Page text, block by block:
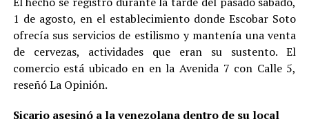
1 de agosto, en el establecimiento donde Escobar Soto
ofrecía sus servicios de estilismo y mantenía una venta
de cervezas, actividades que eran su sustento. El
comercio está ubicado en en la Avenida 7 con Calle 5,
reseñó La Opinión.
Sicario asesinó a la venezolana dentro de su local